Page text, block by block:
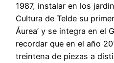
1987, instalar en los
Cultura de Telde su
Áurea’ y se integra en el
recordar que en el año
treintena de piezas a